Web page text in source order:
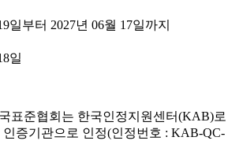
일부터 2027년 06월 17일까지
일
표준협회는 한국인정지원센터(KAB)로
증기관으로 인정(인정번호 : KAB-QC-